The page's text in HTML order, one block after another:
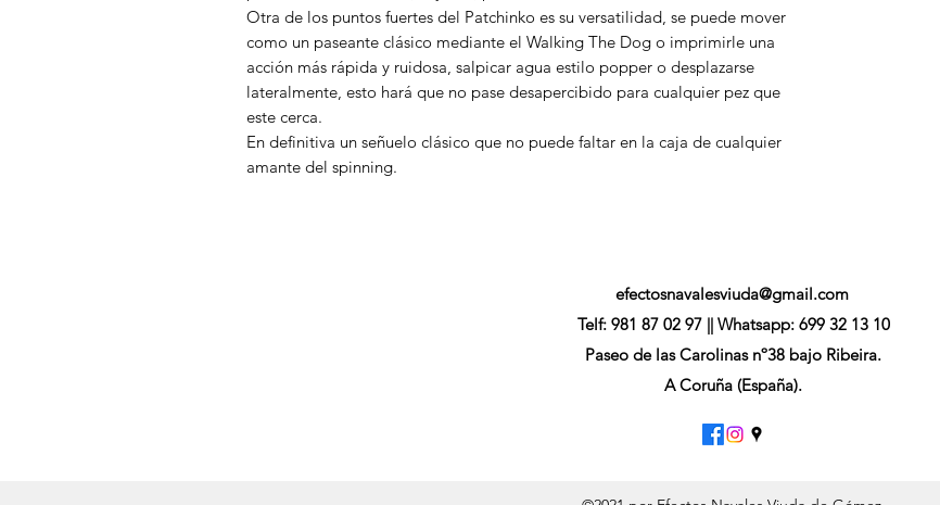
Otra de los puntos fuertes del Patchinko es su versatilidad, se puede mover
como un paseante clásico mediante el Walking The Dog o imprimirle una
acción más rápida y ruidosa, salpicar agua estilo popper o desplazarse
lateralmente, esto hará que no pase desapercibido para cualquier pez que
este cerca.
En definitiva un señuelo clásico que no puede faltar en la caja de cualquier
amante del spinning.
efectosnavalesviuda@gmail.com
Telf: 981 87 02 97 || Whatsapp: 699 32 13 10
Paseo de las Carolinas nº38 bajo Ribeira.
A Coruña (España).